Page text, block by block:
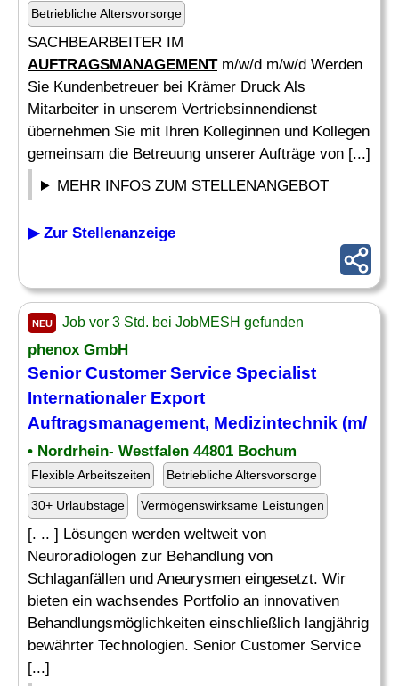
Betriebliche Altersvorsorge
SACHBEARBEITER IM
AUFTRAGSMANAGEMENTm/w/d m/w/d Werden
Sie Kundenbetreuer bei Krämer Druck Als
Mitarbeiter in unserem Vertriebsinnendienst
übernehmen Sie mit Ihren Kolleginnen und Kollegen
gemeinsam die Betreuung unserer Aufträge von [...]
MEHR INFOS ZUM STELLENANGEBOT
▶ Zur Stellenanzeige
NEU Job vor 3 Std. bei JobMESH gefunden
phenox GmbH
Senior Customer Service Specialist
Internationaler Export
Auftragsmanagement, Medizintechnik (m/
• Nordrhein- Westfalen 44801 Bochum
Flexible Arbeitszeiten Betriebliche Altersvorsorge
30+ Urlaubstage Vermögenswirksame Leistungen
[. .. ] Lösungen werden weltweit von
Neuroradiologen zur Behandlung von
Schlaganfällen und Aneurysmen eingesetzt. Wir
bieten ein wachsendes Portfolio an innovativen
Behandlungsmöglichkeiten einschließlich langjährig
bewährter Technologien. Senior Customer Service
[...]